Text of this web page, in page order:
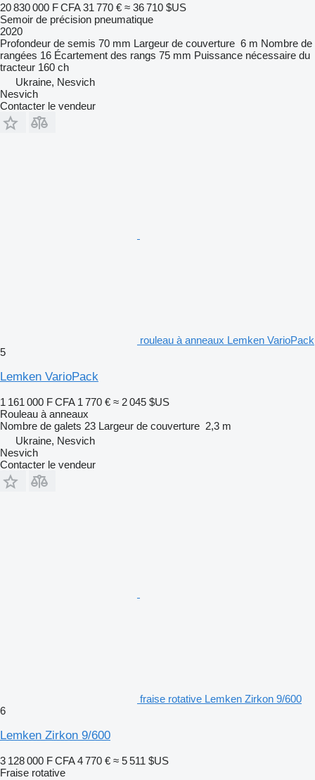
20 830 000 F CFA 31 770 € ≈ 36 710 $US
Semoir de précision pneumatique
2020
Profondeur de semis 70 mm Largeur de couverture 6 m Nombre de
rangées 16 Écartement des rangs 75 mm Puissance nécessaire du
tracteur 160 ch
Ukraine, Nesvich
Nesvich
Contacter le vendeur
rouleau à anneaux Lemken VarioPack
5
Lemken VarioPack
1 161 000 F CFA 1 770 € ≈ 2 045 $US
Rouleau à anneaux
Nombre de galets 23 Largeur de couverture 2,3 m
Ukraine, Nesvich
Nesvich
Contacter le vendeur
fraise rotative Lemken Zirkon 9/600
6
Lemken Zirkon 9/600
3 128 000 F CFA 4 770 € ≈ 5 511 $US
Fraise rotative